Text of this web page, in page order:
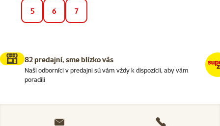
5 6 7
82 predajní, sme blízko vás
Naši odborníci v predajni sú vám vždy k dispozícii, aby vám
poradili